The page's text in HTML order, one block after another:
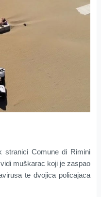
stranici Comune di Rimini
muškarac koji je zaspao
te dvojica policajaca